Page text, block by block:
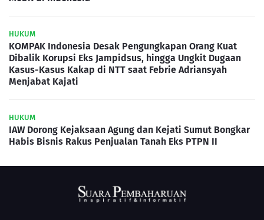
HUKUM
KOMPAK Indonesia Desak Pengungkapan Orang Kuat
Dibalik Korupsi Eks Jampidsus, hingga Ungkit Dugaan
Kasus-Kasus Kakap di NTT saat Febrie Adriansyah
Menjabat Kajati
HUKUM
IAW Dorong Kejaksaan Agung dan Kejati Sumut Bongkar
Habis Bisnis Rakus Penjualan Tanah Eks PTPN II